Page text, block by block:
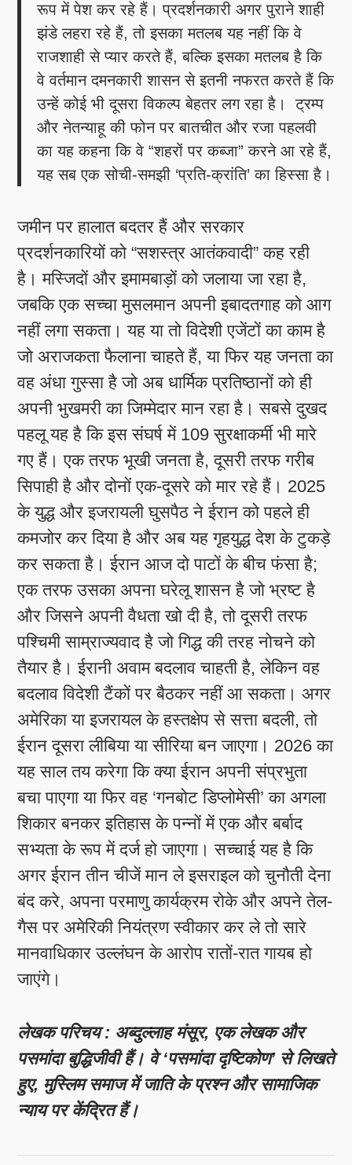
रूप में पेश कर रहे हैं। प्रदर्शनकारी अगर पुराने शाही
झंडे लहरा रहे हैं, तो इसका मतलब यह नहीं कि वे
राजशाही से प्यार करते हैं, बल्कि इसका मतलब है कि
वे वर्तमान दमनकारी शासन से इतनी नफरत करते हैं कि
उन्हें कोई भी दूसरा विकल्प बेहतर लग रहा है। ट्रम्प
और नेतन्याहू की फोन पर बातचीत और रजा पहलवी
का यह कहना कि वे “शहरों पर कब्जा” करने आ रहे हैं,
यह सब एक सोची-समझी ‘प्रति-क्रांति’ का हिस्सा है।
जमीन पर हालात बदतर हैं और सरकार
प्रदर्शनकारियों को “सशस्त्र आतंकवादी” कह रही
है। मस्जिदों और इमामबाड़ों को जलाया जा रहा है,
जबकि एक सच्चा मुसलमान अपनी इबादतगाह को आग
नहीं लगा सकता। यह या तो विदेशी एजेंटों का काम है
जो अराजकता फैलाना चाहते हैं, या फिर यह जनता का
वह अंधा गुस्सा है जो अब धार्मिक प्रतिष्ठानों को ही
अपनी भुखमरी का जिम्मेदार मान रहा है। सबसे दुखद
पहलू यह है कि इस संघर्ष में 109 सुरक्षाकर्मी भी मारे
गए हैं। एक तरफ भूखी जनता है, दूसरी तरफ गरीब
सिपाही है और दोनों एक-दूसरे को मार रहे हैं। 2025
के युद्ध और इजरायली घुसपैठ ने ईरान को पहले ही
कमजोर कर दिया है और अब यह गृहयुद्ध देश के टुकड़े
कर सकता है। ईरान आज दो पाटों के बीच फंसा है;
एक तरफ उसका अपना घरेलू शासन है जो भ्रष्ट है
और जिसने अपनी वैधता खो दी है, तो दूसरी तरफ
पश्चिमी साम्राज्यवाद है जो गिद्ध की तरह नोचने को
तैयार है। ईरानी अवाम बदलाव चाहती है, लेकिन वह
बदलाव विदेशी टैंकों पर बैठकर नहीं आ सकता। अगर
अमेरिका या इजरायल के हस्तक्षेप से सत्ता बदली, तो
ईरान दूसरा लीबिया या सीरिया बन जाएगा। 2026 का
यह साल तय करेगा कि क्या ईरान अपनी संप्रभुता
बचा पाएगा या फिर वह ‘गनबोट डिप्लोमेसी’ का अगला
शिकार बनकर इतिहास के पन्नों में एक और बर्बाद
सभ्यता के रूप में दर्ज हो जाएगा। सच्चाई यह है कि
अगर ईरान तीन चीजें मान ले इसराइल को चुनौती देना
बंद करे, अपना परमाणु कार्यक्रम रोके और अपने तेल-
गैस पर अमेरिकी नियंत्रण स्वीकार कर ले तो सारे
मानवाधिकार उल्लंघन के आरोप रातों-रात गायब हो
जाएंगे।
लेखक परिचय : अब्दुल्लाह मंसूर, एक लेखक और
पसमांदा बुद्धिजीवी हैं। वे ‘पसमांदा दृष्टिकोण’ से लिखते
हुए, मुस्लिम समाज में जाति के प्रश्न और सामाजिक
न्याय पर केंद्रित हैं।